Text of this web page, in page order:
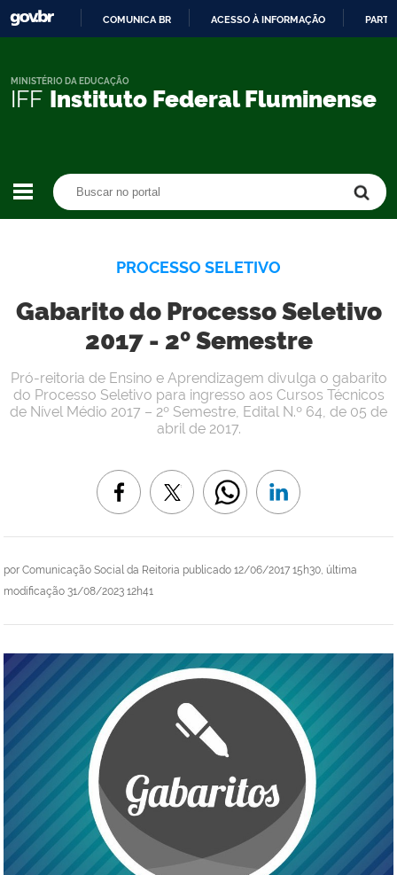
CONTEÚDO
COMUNICA BR ACESSO À INFORMAÇÃO
IFF Instituto Federal Fluminense
MINISTÉRIO DA EDUCAÇÃO
PROCESSO SELETIVO
Gabarito do Processo Seletivo
2017 - 2º Semestre
por Comunicação Social da Reitoria publicado 12/06/2017 15h30, última
modificação 31/08/2023 12h41
Pró-reitoria de Ensino e Aprendizagem divulga o gabarito
do Processo Seletivo para ingresso aos Cursos Técnicos
de Nível Médio 2017 – 2º Semestre, Edital N.º 64, de 05 de
abril de 2017.